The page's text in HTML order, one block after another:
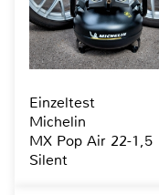
Einzeltest
Michelin
MX Pop Air 22-1,5
Silent